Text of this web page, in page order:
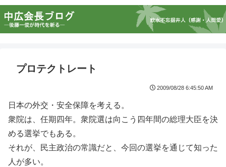
プロテクトレート
2009/08/28 6:45:50 AM
日本の外交・安全保障を考える。
衆院は、任期四年。衆院選は向こう四年間の総理大臣を決
める選挙でもある。
それが、民主政治の常識だと、今回の選挙を通じて知った
人が多い。